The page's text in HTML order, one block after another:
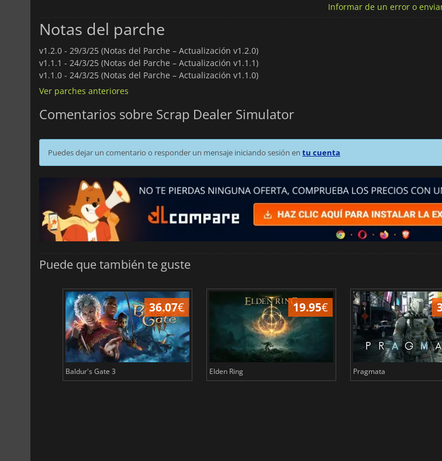
Informar de un error o
Notas del parche
v1.2.0 - 29/3/25 (Notas del Parche – Actualización v1.2.0)
v1.1.1 - 24/3/25 (Notas del Parche – Actualización v1.1.1)
v1.1.0 - 24/3/25 (Notas del Parche – Actualización v1.1.0)
Ver parches anteriores
Comentarios sobre Scrap Dealer Simulator
Puedes dejar un comentario o responder un mensaje iniciando sesión en tu cuenta
Puede que también te guste
36.07€
Baldur's Gate 3
19.95€
Elden Ring Pragmata